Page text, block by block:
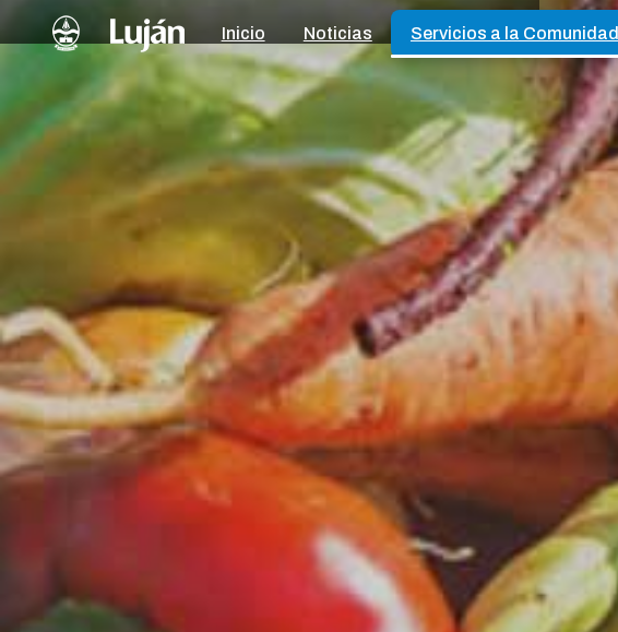
Inicio Noticias Servicios a la Comunidad